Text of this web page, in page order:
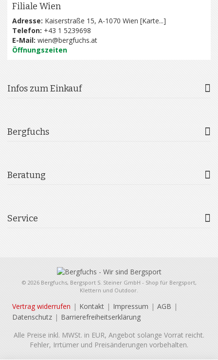
Filiale Wien
Adresse: Kaiserstraße 15, A-1070 Wien [Karte...]
Telefon: +43 1 5239698
E-Mail: wien@bergfuchs.at
Öffnungszeiten
Infos zum Einkauf
Bergfuchs
Beratung
Service
© 2026 Bergfuchs, Bergsport S. Steiner GmbH - Shop für Bergsport,
Klettern und Outdoor.
Vertrag widerrufen Kontakt Impressum
AGB
Datenschutz
Barrierefreiheitserklärung
Alle Preise inkl. MWSt. in EUR, Angebot solange Vorrat reicht.
Fehler, Irrtümer und Preisänderungen vorbehalten.